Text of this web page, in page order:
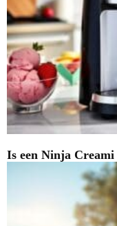
Is een Ninja Creami